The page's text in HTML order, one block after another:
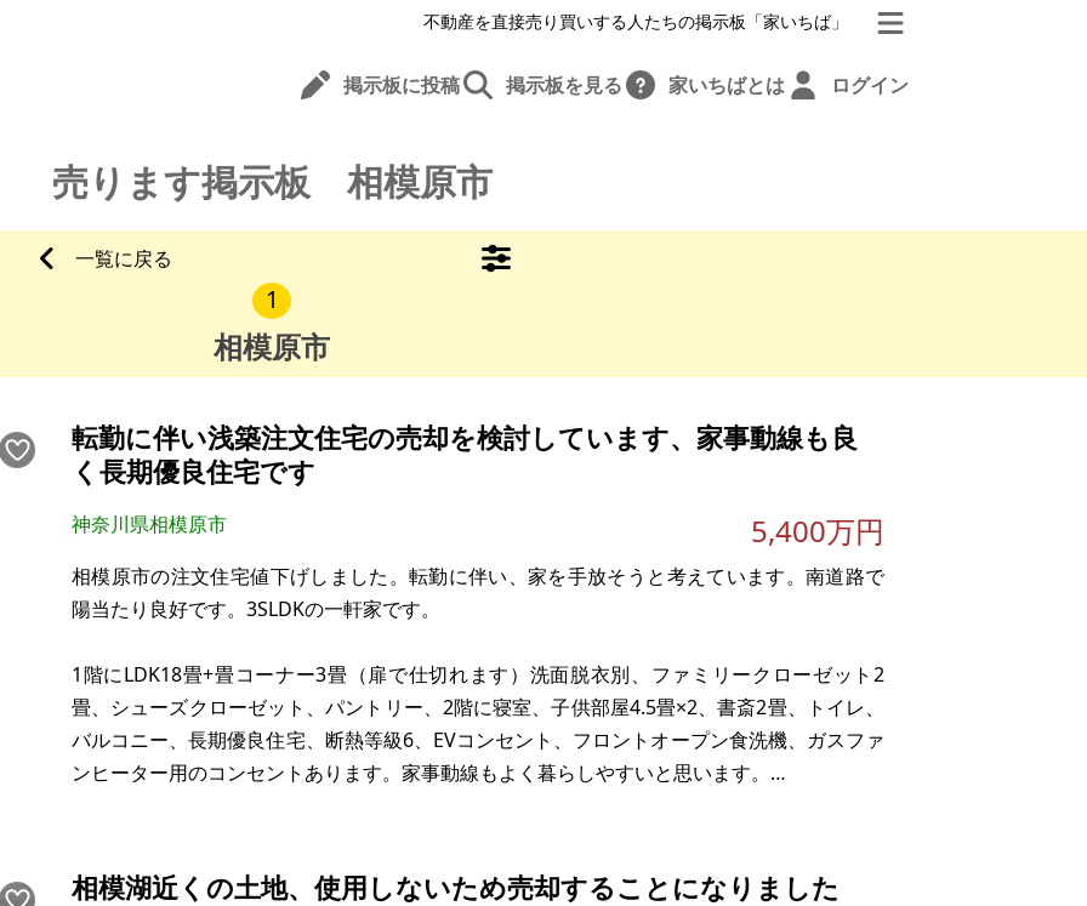
不動産を直接売り買いする人たちの掲示板「家いちば」
掲示板に投稿 掲示板を見る 家いちばとは ログイン
売ります掲示板 相模原市
一覧に戻る
1
相模原市
転勤に伴い浅築注文住宅の売却を検討しています、家事動線も良
く長期優良住宅です
神奈川県相模原市 5,400万円
相模原市の注文住宅値下げしました。転勤に伴い、家を手放そうと考えています。南道路で
陽当たり良好です。3SLDKの一軒家です。
1階にLDK18畳+畳コーナー3畳（扉で仕切れます）洗面脱衣別、ファミリークローゼット2
畳、シューズクローゼット、パントリー、2階に寝室、子供部屋4.5畳×2、書斎2畳、トイレ、
バルコニー、長期優良住宅、断熱等級6、EVコンセント、フロントオープン食洗機、ガスファ
ンヒーター用のコンセントあります。家事動線もよく暮らしやすいと思います。
です。お気軽にお問い合わせください。
相模湖近くの土地、使用しないため売却することになりました